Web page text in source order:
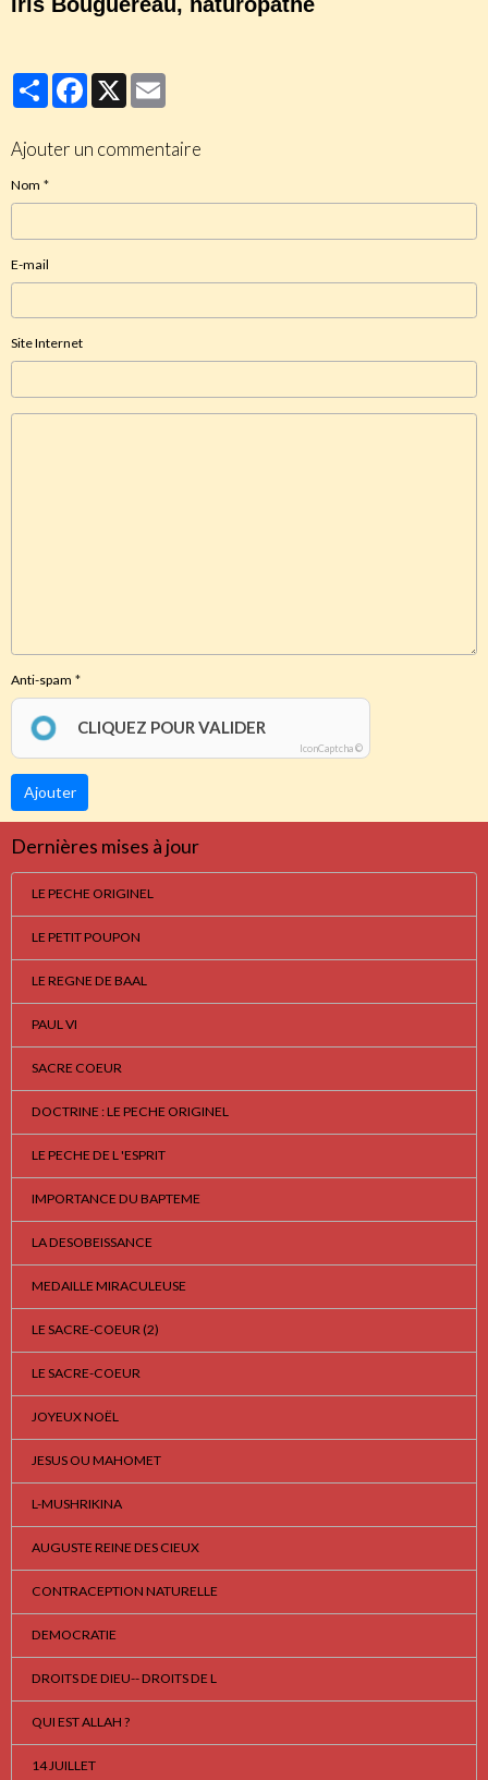
PartagerFacebook
X
Ajouter un commentaire
Nom
E-mail
Site Internet
Anti-spam
CLIQUEZ POUR VALIDER
IconCaptcha ©
Ajouter
Dernières mises à jour
LE PECHE ORIGINEL
LE PETIT POUPON
LE REGNE DE BAAL
PAUL VI
SACRE COEUR
DOCTRINE : LE PECHE ORIGINEL
LE PECHE DE L 'ESPRIT
IMPORTANCE DU BAPTEME
LA DESOBEISSANCE
MEDAILLE MIRACULEUSE
LE SACRE-COEUR (2)
LE SACRE-COEUR
JOYEUX NOËL
JESUS OU MAHOMET
L-MUSHRIKINA
AUGUSTE REINE DES CIEUX
CONTRACEPTION NATURELLE
DEMOCRATIE
DROITS DE DIEU-- DROITS DE L
QUI EST ALLAH ?
14 JUILLET